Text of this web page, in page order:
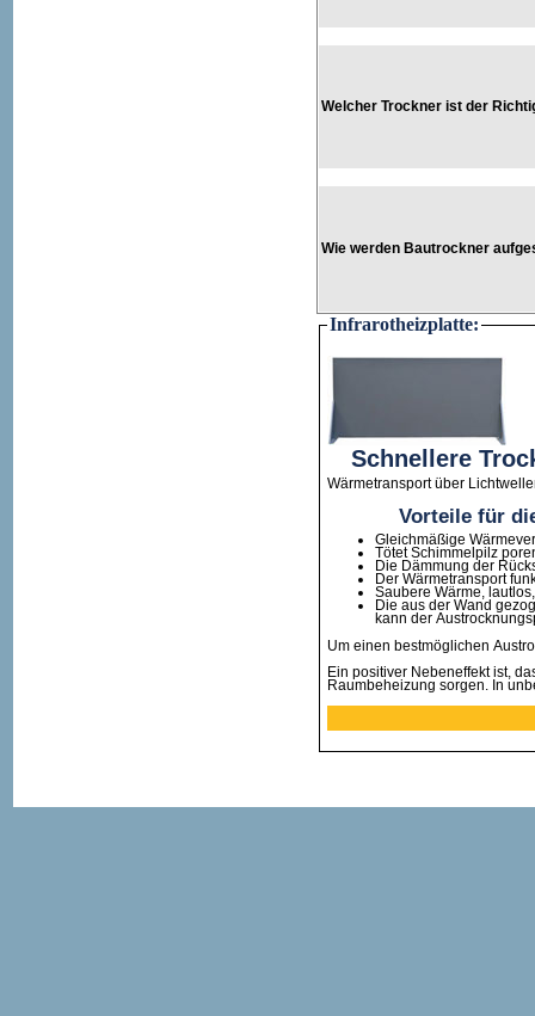
Welcher Trockner ist der
Wie werden Bautrockner
Infrarotheizplatte:
Schnellere
Wärmetransport über
Vorteile für
Gleichmäßige
Tötet Schimmelpilz
Die Dämmung der
Der Wärmetransport
Saubere Wärme,
Die aus der Wand
kann der
Um einen bestmöglichen
Ein positiver Nebeneffekt ist,
Raumbeheizung sorgen. In